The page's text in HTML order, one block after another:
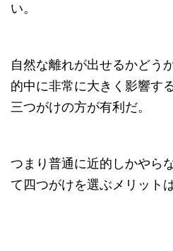
い。
自然な離れが出せるかどう
的中に非常に大きく影響す
三つがけの方が有利だ。
つまり普通に近的しかやら
て四つがけを選ぶメリット